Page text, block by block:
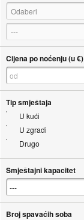
Odaberi
---
Cijena po noćenju (u €)
Tip smještaja
U kući
U zgradi
Drugo
Smještajni kapacitet
Broj spavaćih soba